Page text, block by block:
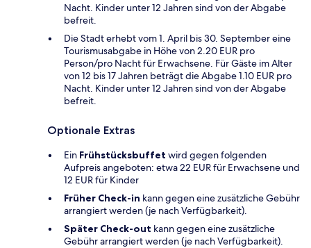
Nacht. Kinder unter 12 Jahren sind von der Abgabe
befreit.
Die Stadt erhebt vom 1. April bis 30. September eine
Tourismusabgabe in Höhe von 2.20 EUR pro
Person/pro Nacht für Erwachsene. Für Gäste im Alter
von 12 bis 17 Jahren beträgt die Abgabe 1.10 EUR pro
Nacht. Kinder unter 12 Jahren sind von der Abgabe
befreit.
Optionale Extras
Ein Frühstücksbuffet wird gegen folgenden
Aufpreis angeboten: etwa 22 EUR für Erwachsene und
12 EUR für Kinder
Früher Check-in kann gegen eine zusätzliche Gebühr
arrangiert werden (je nach Verfügbarkeit).
Später Check-out kann gegen eine zusätzliche
Gebühr arrangiert werden (je nach Verfügbarkeit).